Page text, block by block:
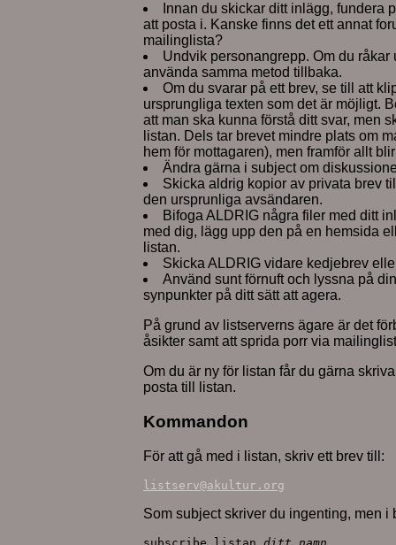
Innan du skickar ditt inlägg, fundera
att posta i. Kanske finns det ett annat
mailinglista?
Undvik personangrepp. Om du
använda samma metod tillbaka.
Om du svarar på ett brev, se till att
ursprungliga texten som det är möjligt.
att man ska kunna förstå ditt svar, men
listan. Dels tar brevet mindre plats om
hem för mottagaren), men framför allt
Ändra gärna i subject om
Skicka aldrig kopior av privata brev
den ursprunliga avsändaren.
Bifoga ALDRIG några filer med ditt
med dig, lägg upp den på en hemsida
listan.
Skicka ALDRIG vidare kedjebrev
Använd sunt förnuft och lyssna på
synpunkter på ditt sätt att agera.
På grund av listserverns ägare är det
åsikter samt att sprida porr via
Om du är ny för listan får du gärna
posta till listan.
Kommandon
För att gå med i listan, skriv ett brev till:
listserv@akultur.org
Som subject skriver du ingenting, men i